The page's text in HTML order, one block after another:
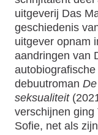
uitgeverij Das
geschiedenis
uitgever opnam
aandringen van
debuutroman
seksualiteit
verschijnen ging
Sofie, net als